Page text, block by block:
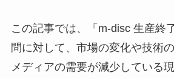
窓の断熱ボー
や100均で売
この記事では、「m-disc 生産終
問に対して、市場の変化や技術
メディアの需要が減少している